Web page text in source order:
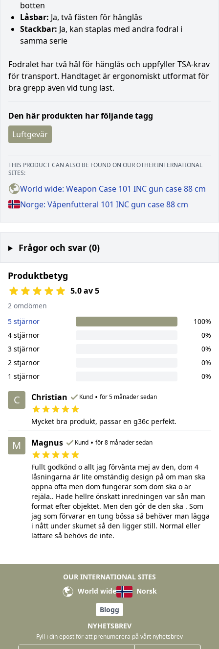
botten
Låsbar: Ja, två fästen för hänglås
Stackbar: Ja, kan staplas med andra fodral i
samma serie
Fodralet har två hål för hänglås och uppfyller TSA-krav
för transport. Handtaget är ergonomiskt utformat för
bra grepp även vid tung last.
Den här produkten har följande tagg
Luftgevär
THIS PRODUCT CAN ALSO BE FOUND ON OUR OTHER INTERNATIONAL
SITES:
World wide: Weapon Case 101 INC gun case 88 cm
Norge: Våpenfutteral 101 INC gun case 88 cm
Frågor och svar (0)
Produktbetyg
5.0 av 5
2 omdömen
5 stjärnor
100%
4 stjärnor
0%
3 stjärnor
0%
2 stjärnor
0%
1 stjärnor
0%
C Christian Kund • för 5 månader sedan
Mycket bra produkt, passar en g36c perfekt.
M Magnus Kund • för 8 månader sedan
Fullt godkönd o allt jag förvänta mej av den, dom 4
låsningarna är lite omständig design på om man ska
öppna ofta men dom fungerar som dom ska o är
rejäla.. Hade hellre önskatt inredningen var sån man
format efter objektet. Men den gör de den ska . Som
jag som förvarar en tung bössa så behöver man lägga
i nått under skumet så den ligger still. Normal eller
lättare så behövs de inte.
OUR INTERNATIONAL SITES
World wide
Norsk
Blogg
NYHETSBREV
Fyll i din epost för att prenumerera på vårt nyhetsbrev